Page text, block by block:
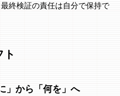
終検証の責任は自分で保持で
ト
」から「何を」へ